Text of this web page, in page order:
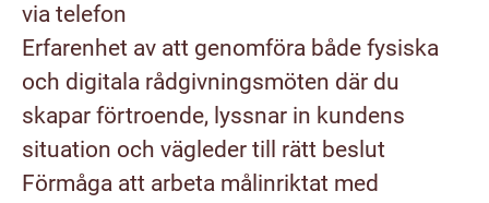
via telefon
Erfarenhet av att genomföra både fysiska
och digitala rådgivningsmöten där du
skapar förtroende, lyssnar in kundens
situation och vägleder till rätt beslut
Förmåga att arbeta målinriktat med